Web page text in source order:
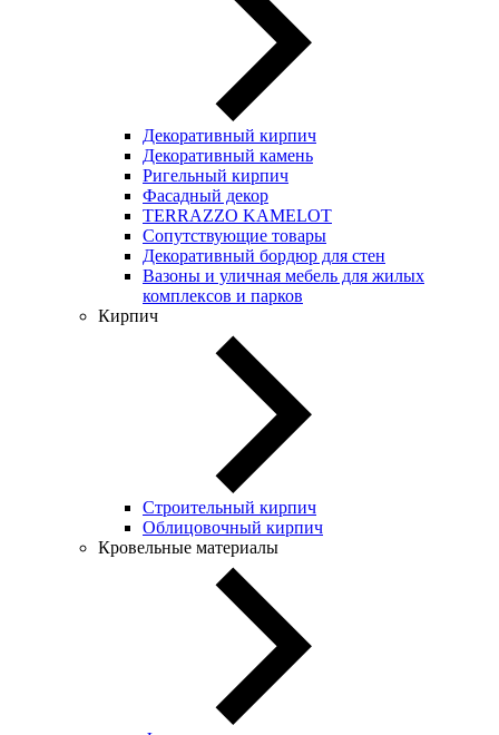
Декоративный кирпич
Декоративный камень
Ригельный кирпич
Фасадный декор
TERRAZZO KAMELOT
Сопутствующие товары
Декоративный бордюр для стен
Вазоны и уличная мебель для жилых
комплексов и парков
Кирпич
Строительный кирпич
Облицовочный кирпич
Кровельные материалы